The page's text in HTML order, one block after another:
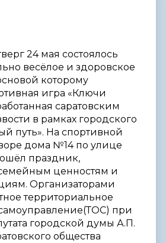
24 мая состоялось
весёлое и здоровское
которому
игра «Ключи
саратовским
в рамках городского
путь». На спортивной
дома №14 по улице
праздник,
ценностям и
Организаторами
территориальное
при
городской думы А.П.
общества